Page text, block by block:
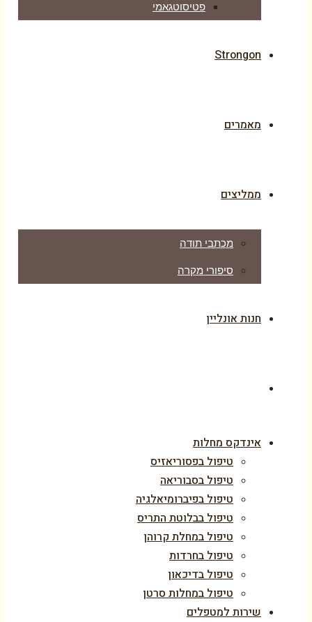
פטיסוטגאמי
Strongon
מאמרים
ממליצים
מכתבי תודה
סיפורי מקרה
חנות אונליין
אינדקס מחלות
טיפול בפסוריאזיס
טיפול בסבוריאה
טיפול בפיברומיאלגיה
טיפול בבלוטת התריס
טיפול במחלת קרוהן
טיפול בחרדות
טיפול בדיכאון
טיפול במחלות סרטן
שירות למטפלים